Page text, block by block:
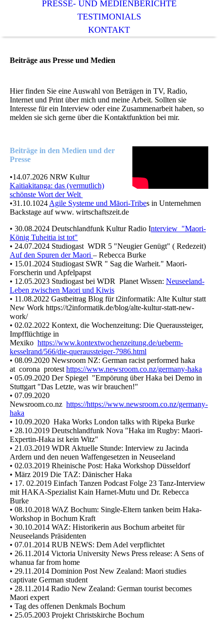
PRESSE- UND MEDIENBERICHTE
TESTIMONIALS
KONTAKT
Beiträge aus Presse und Medien
Hier finden Sie eine Auswahl von Beträgen in TV, Radio,
Internet und Print über mich und meine Arbeit. Sollten sie
Interesse für ein Interview oder eine Zusammenarbeit haben, so
melden sie sich gerne über die Kontaktfunktion bei mir.
Beiträge in den Medien und der
Presse
•14.07.2026 NRW Kultur
Kaitiakitanga: das (vermutlich)
schönste Wort der Welt
•31.10.1024 Agile Systeme und Māori-Tribes in Unternehmen
Backstage auf www. wirtschaftszeit.de
• 30.08.2024 Deutschlandfunk Kultur Radio Interview "Maori-
König Tuheitia ist tot"
• 24.07.2024 Studiogast WDR 5 "Neugier Genügt" ( Redezeit)
Auf den Spuren der Maori – Rebecca Burke
• 15.01.2024 Studiogast SWR " Sag die Warheit." Maori-
Forscherin und Apfelpapst
• 12.05.2023 Studiogast bei WDR Planet Wissen: Neuseeland-
Leben zwischen Maori und Kiwis
• 11.08.2022 Gastbeitrag Blog für t2informatik: Alte Kultur statt
New Work https://t2informatik.de/blog/alte-kultur-statt-new-
work/
• 02.02.2022 Kontext, die Wochenzeitung: Die Queraussteiger,
Impfflüchtige in
Mexiko https://www.kontextwochenzeitung.de/ueberm-
kesselrand/566/die-queraussteiger-7986.html
• 08.09.2020 Newsroom NZ: German racist performed haka
at corona protest https://www.newsroom.co.nz/germany-haka
• 05.09.2020 Der Spiegel "Empörung über Haka bei Demo in
Stuttgart "Das Letzte, was wir brauchen!"
• 07.09.2020
Newsroom.co.nz https://https://www.newsroom.co.nz/germany-
haka
• 10.09.2020 Haka Works London talks with Ripeka Burke
• 28.10.2019 Deutschlandfunk Nova "Haka im Rugby: Maori-
Expertin-Haka ist kein Witz"
• 21.03.2019 WDR Aktuelle Stunde: Interview zu Jacinda
Ardern und den neuen Waffengesetzen in Neuseeland
• 02.03.2019 Rheinische Post: Haka Workshop Düsseldorf
• März 2019 Die TAZ: Dänischer Haka
• 17. 02.2019 Einfach Tanzen Podcast Folge 23 Tanz-Interview
mit HAKA-Spezialist Kain Harnet-Mutu und Dr. Rebecca
Burke
• 08.10.2018 WAZ Bochum: Single-Eltern tanken beim Haka-
Workshop in Bochum Kraft
• 30.10.2014 WAZ: Historikerin aus Bochum arbeitet für
Neuseelands Präsidenten
• 07.01.2014 RUB NEWS: Dem Adel verpflichtet
• 26.11.2014 Victoria University News Press release: A Sens of
whanua far from home
• 29.11.2014 Dominion Post New Zealand: Maori studies
captivate German student
• 28.11.2014 Radio New Zealand: German tourist becomes
Maori expert
• Tag des offenen Denkmals Bochum
• 25.05.2003 Projekt Christskirche Bochum